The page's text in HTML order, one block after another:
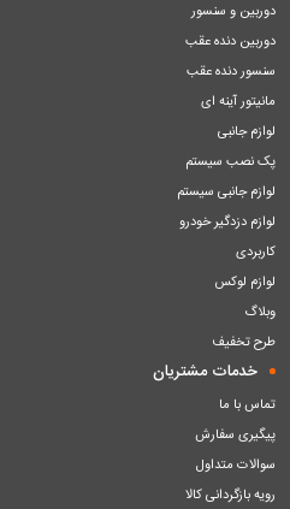
دوربین و سنسور
دوربین دنده عقب
سنسور دنده عقب
مانیتور آینه ای
لوازم جانبی
پک نصب سیستم
لوازم جانبی سیستم
لوازم دزدگیر خودرو
کاربردی
لوازم لوکس
وبلاگ
طرح تخفیف
خدمات مشتریان
تماس با ما
پیگیری سفارش
سوالات متداول
رویه بازگردانی کالا